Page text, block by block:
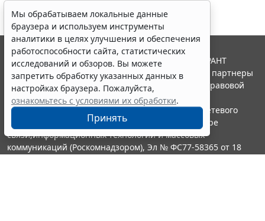
Мы обрабатываем локальные данные
браузера и используем инструменты
аналитики в целях улучшения и обеспечения
работоспособности сайта, статистических
исследований и обзоров. Вы можете
запретить обработку указанных данных в
настройках браузера. Пожалуйста,
ознакомьтесь с условиями их обработки.
Принять
© ООО "НПП "ГАРАНТ-СЕРВИС", 2026. Система ГАРАНТ
выпускается с 1990 года. Компания "Гарант" и ее партнеры
являются участниками Российской ассоциации правовой
информации ГАРАНТ.
Портал ГАРАНТ.РУ зарегистрирован в качестве сетевого
издания Федеральной службой по надзору в сфере
связи,информационных технологий и массовых
коммуникаций (Роскомнадзором), Эл № ФС77-58365 от 18